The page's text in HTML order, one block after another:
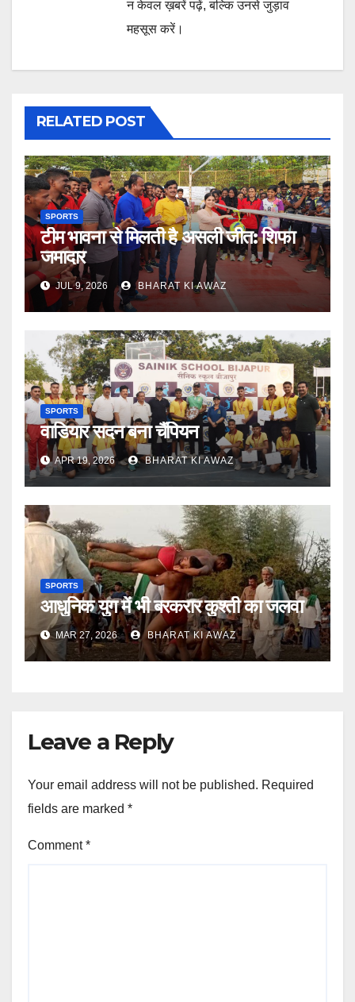
न केवल ख़बरें पढ़ें, बल्कि उनसे जुड़ाव
महसूस करें।
RELATED POST
SPORTS
टीम भावना से मिलती है असली जीत: शिफा
जमादार
JUL 9, 2026 BHARAT KI AWAZ
SPORTS
वाडियार सदन बना चैंपियन
APR 19, 2026 BHARAT KI AWAZ
SPORTS
आधुनिक युग में भी बरकरार कुश्ती का जलवा
MAR 27, 2026 BHARAT KI AWAZ
Leave a Reply
Your email address will not be published. Required
fields are marked *
Comment*